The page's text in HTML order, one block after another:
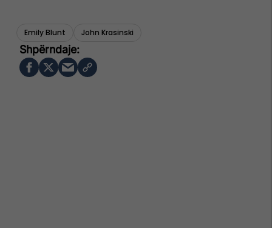
Emily Blunt John Krasinski